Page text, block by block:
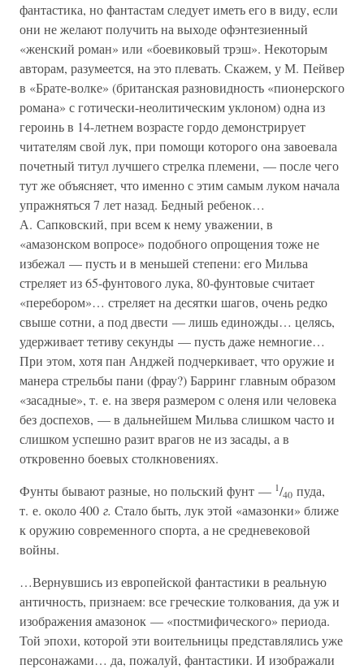
фантастика, но фантастам следует иметь его в виду, если
они не желают получить на выходе офэнтезиенный
«женский роман» или «боевиковый трэш». Некоторым
авторам, разумеется, на это плевать. Скажем, у М. Пейвер
в «Брате-волке» (британская разновидность «пионерского
романа» с готически-неолитическим уклоном) одна из
героинь в 14-летнем возрасте гордо демонстрирует
читателям свой лук, при помощи которого она завоевала
почетный титул лучшего стрелка племени, — после чего
тут же объясняет, что именно с этим самым луком начала
упражняться 7 лет назад. Бедный ребенок…
А. Сапковский, при всем к нему уважении, в
«амазонском вопросе» подобного опрощения тоже не
избежал — пусть и в меньшей степени: его Мильва
стреляет из 65-фунтового лука, 80-фунтовые считает
«перебором»… стреляет на десятки шагов, очень редко
свыше сотни, а под двести — лишь единожды… целясь,
удерживает тетиву секунды — пусть даже немногие…
При этом, хотя пан Анджей подчеркивает, что оружие и
манера стрельбы пани (фрау?) Барринг главным образом
«засадные», т. е. на зверя размером с оленя или человека
без доспехов, — в дальнейшем Мильва слишком часто и
слишком успешно разит врагов не из засады, а в
откровенно боевых столкновениях.
Фунты бывают разные, но польский фунт — 1/40 пуда,
т. е. около 400 г. Стало быть, лук этой «амазонки» ближе
к оружию современного спорта, а не средневековой
войны.
…Вернувшись из европейской фантастики в реальную
античность, признаем: все греческие толкования, да уж и
изображения амазонок — «постмифического» периода.
Той эпохи, которой эти воительницы представлялись уже
персонажами… да, пожалуй, фантастики. И изображали